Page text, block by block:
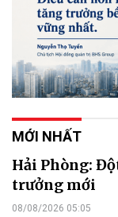
MỚI NHẤT
Hải Phòng:
trưởng mới
08/08/2026 05:05